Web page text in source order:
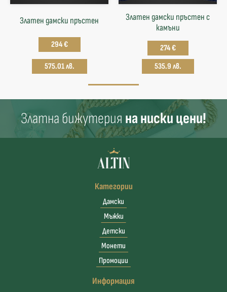
Златен дамски пръстен
294 €
575.01 лв.
Златен дамски пръстен с
камъни
274 €
535.9 лв.
Златна бижутерия на ниски цени!
Категории
Дамски
Мъжки
Детски
Монети
Промоции
Информация